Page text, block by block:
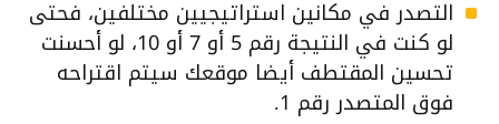
التصدر في مكانين استراتيجيين مختلفين، فحتى
لو كنت في النتيجة رقم 5 أو 7 أو 10، لو أحسنت
تحسين المقتطف أيضا موقعك سيتم اقتراحه
فوق المتصدر رقم 1.